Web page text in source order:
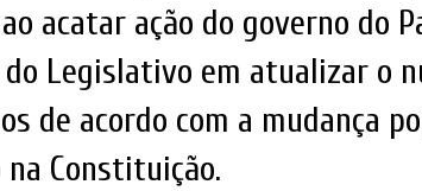
acatar ação do governo do
do Legislativo em atualizar o
de acordo com a mudança
Constituição.